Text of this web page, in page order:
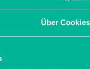
Über Cookies
auch
bisher stark
oder
entstehen.